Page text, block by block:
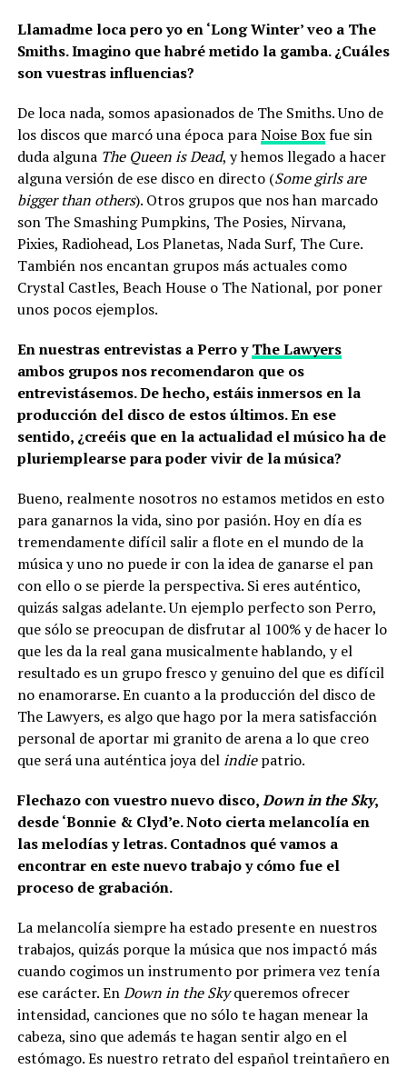
Llamadme loca pero yo en ‘Long Winter’ veo a The
Smiths. Imagino que habré metido la gamba. ¿Cuáles
son vuestras influencias?
De loca nada, somos apasionados de The Smiths. Uno de
los discos que marcó una época paraNoise Boxfue sin
duda alguna The Queen is Dead, y hemos llegado a hacer
alguna versión de ese disco en directo (Some girls are
bigger than others). Otros grupos que nos han marcado
son The Smashing Pumpkins, The Posies, Nirvana,
Pixies, Radiohead, Los Planetas, Nada Surf, The Cure.
También nos encantan grupos más actuales como
Crystal Castles, Beach House o The National, por poner
unos pocos ejemplos.
En nuestras entrevistas a Perro yThe Lawyers
ambos grupos nos recomendaron que os
entrevistásemos. De hecho, estáis inmersos en la
producción del disco de estos últimos. En ese
sentido, ¿creéis que en la actualidad el músico ha de
pluriemplearse para poder vivir de la música?
Bueno, realmente nosotros no estamos metidos en esto
para ganarnos la vida, sino por pasión. Hoy en día es
tremendamente difícil salir a flote en el mundo de la
música y uno no puede ir con la idea de ganarse el pan
con ello o se pierde la perspectiva. Si eres auténtico,
quizás salgas adelante. Un ejemplo perfecto son Perro,
que sólo se preocupan de disfrutar al 100% y de hacer lo
que les da la real gana musicalmente hablando, y el
resultado es un grupo fresco y genuino del que es difícil
no enamorarse. En cuanto a la producción del disco de
The Lawyers, es algo que hago por la mera satisfacción
personal de aportar mi granito de arena a lo que creo
que será una auténtica joya delindiepatrio.
Flechazo con vuestro nuevo disco,Down in the Sky,
desde ‘Bonnie & Clyd’e. Noto cierta melancolía en
las melodías y letras. Contadnos qué vamos a
encontrar en este nuevo trabajo y cómo fue el
proceso de grabación.
La melancolía siempre ha estado presente en nuestros
trabajos, quizás porque la música que nos impactó más
cuando cogimos un instrumento por primera vez tenía
ese carácter. EnDown in the Skyqueremos ofrecer
intensidad, canciones que no sólo te hagan menear la
cabeza, sino que además te hagan sentir algo en el
estómago. Es nuestro retrato del español treintañero en